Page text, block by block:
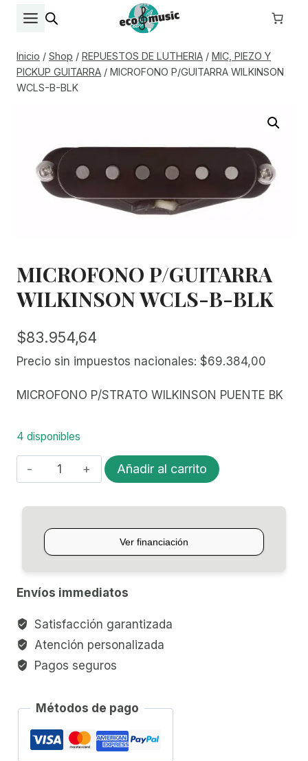
Inicio / Shop / REPUESTOS DE LUTHERIA / MIC, PIEZO Y
PICKUP GUITARRA / MICROFONO P/GUITARRA WILKINSON
WCLS-B-BLK
MICROFONO P/GUITARRA
WILKINSON WCLS-B-BLK
$83.954,64
Precio sin impuestos nacionales: $69.384,00
MICROFONO P/STRATO WILKINSON PUENTE BK
4 disponibles
MICROFONO
P/GUITARRA
B-
BLK
cantidad
Añadir al carrito
Envíos immediatos
Satisfacción garantizada
Atención personalizada
Pagos seguros
Métodos de pago